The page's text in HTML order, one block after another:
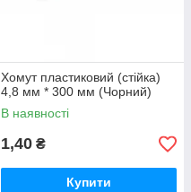
Хомут пластиковий (стійка)
4,8 мм * 300 мм (Чорний)
В наявності
1,40 ₴
Купити